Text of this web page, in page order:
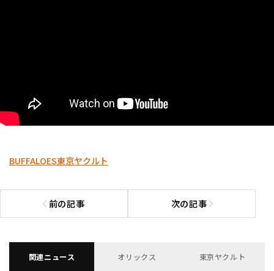
BUFFALOES東京ヤクルト
前の記事
前の記事へ 次の記事次の記事へ
関連ニュース オリックス 東京ヤクルト